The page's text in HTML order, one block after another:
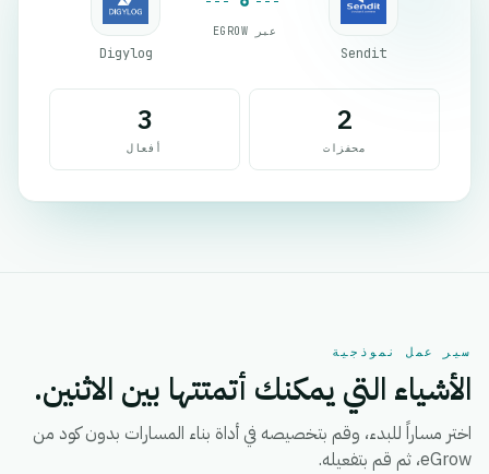
Sendit
عبر EGROW
Digylog
2
محفزات
3
أفعال
سير عمل نموذجية
الأشياء التي يمكنك أتمتتها بين الاثنين.
اختر مساراً للبدء، وقم بتخصيصه في أداة بناء المسارات بدون كود من
eGrow، ثم قم بتفعيله.